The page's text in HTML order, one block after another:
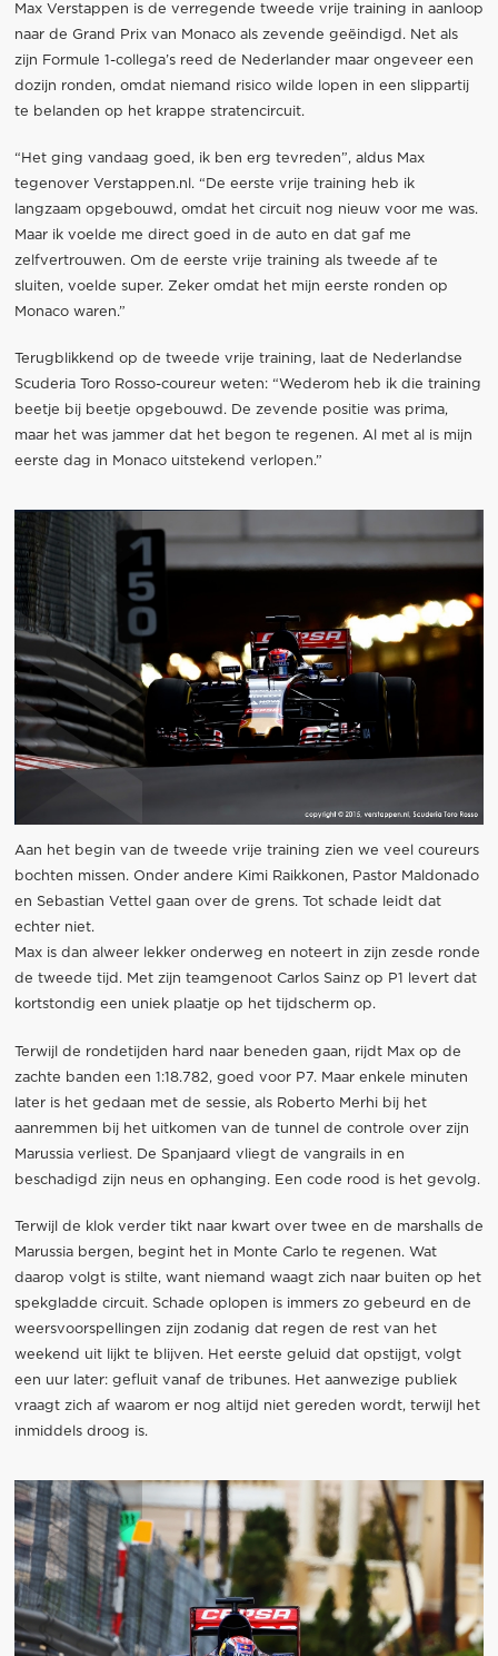
Max Verstappen is de verregende tweede vrije training in aanloop
naar de Grand Prix van Monaco als zevende geëindigd. Net als
zijn Formule 1-collega’s reed de Nederlander maar ongeveer een
dozijn ronden, omdat niemand risico wilde lopen in een slippartij
te belanden op het krappe stratencircuit.
“Het ging vandaag goed, ik ben erg tevreden”, aldus Max
tegenover Verstappen.nl. “De eerste vrije training heb ik
langzaam opgebouwd, omdat het circuit nog nieuw voor me was.
Maar ik voelde me direct goed in de auto en dat gaf me
zelfvertrouwen. Om de eerste vrije training als tweede af te
sluiten, voelde super. Zeker omdat het mijn eerste ronden op
Monaco waren.”
Terugblikkend op de tweede vrije training, laat de Nederlandse
Scuderia Toro Rosso-coureur weten: “Wederom heb ik die training
beetje bij beetje opgebouwd. De zevende positie was prima,
maar het was jammer dat het begon te regenen. Al met al is mijn
eerste dag in Monaco uitstekend verlopen.”
Aan het begin van de tweede vrije training zien we veel coureurs
bochten missen. Onder andere Kimi Raikkonen, Pastor Maldonado
en Sebastian Vettel gaan over de grens. Tot schade leidt dat
echter niet.
Max is dan alweer lekker onderweg en noteert in zijn zesde ronde
de tweede tijd. Met zijn teamgenoot Carlos Sainz op P1 levert dat
kortstondig een uniek plaatje op het tijdscherm op.
Terwijl de rondetijden hard naar beneden gaan, rijdt Max op de
zachte banden een 1:18.782, goed voor P7. Maar enkele minuten
later is het gedaan met de sessie, als Roberto Merhi bij het
aanremmen bij het uitkomen van de tunnel de controle over zijn
Marussia verliest. De Spanjaard vliegt de vangrails in en
beschadigd zijn neus en ophanging. Een code rood is het gevolg.
Terwijl de klok verder tikt naar kwart over twee en de marshalls de
Marussia bergen, begint het in Monte Carlo te regenen. Wat
daarop volgt is stilte, want niemand waagt zich naar buiten op het
spekgladde circuit. Schade oplopen is immers zo gebeurd en de
weersvoorspellingen zijn zodanig dat regen de rest van het
weekend uit lijkt te blijven. Het eerste geluid dat opstijgt, volgt
een uur later: gefluit vanaf de tribunes. Het aanwezige publiek
vraagt zich af waarom er nog altijd niet gereden wordt, terwijl het
inmiddels droog is.